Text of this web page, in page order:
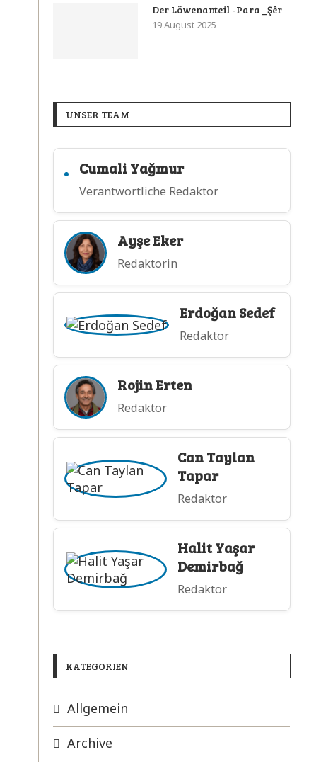
Der Löwenanteil -Para _Şêr
19 August 2025
UNSER TEAM
Cumali Yağmur
Verantwortliche Redaktor
Ayşe Eker
Redaktorin
Erdoğan Sedef
Redaktor
Rojin Erten
Redaktor
Can Taylan
Tapar
Redaktor
Halit Yaşar
Demirbağ
Redaktor
KATEGORIEN
Allgemein
Archive